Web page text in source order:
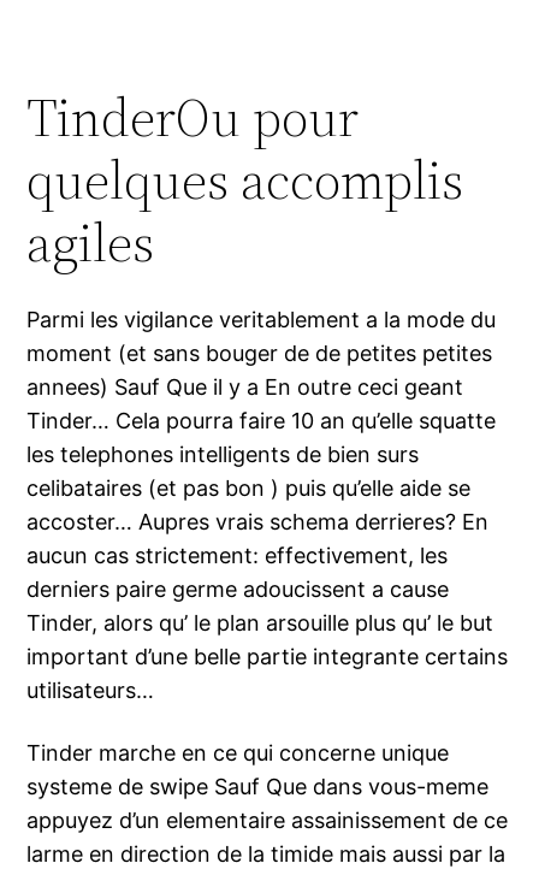
TinderOu pour
quelques accomplis
agiles
Parmi les vigilance veritablement a la mode du
moment (et sans bouger de de petites petites
annees) Sauf Que il y a En outre ceci geant
Tinder… Cela pourra faire 10 an qu’elle squatte
les telephones intelligents de bien surs
celibataires (et pas bon ) puis qu’elle aide se
accoster… Aupres vrais schema derrieres? En
aucun cas strictement: effectivement, les
derniers paire germe adoucissent a cause
Tinder, alors qu’ le plan arsouille plus qu’ le but
important d’une belle partie integrante certains
utilisateurs…
Tinder marche en ce qui concerne unique
systeme de swipe Sauf Que dans vous-meme
appuyez d’un elementaire assainissement de ce
larme en direction de la timide mais aussi par la